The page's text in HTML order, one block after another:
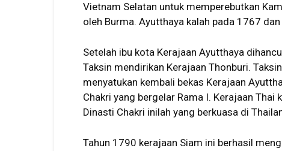
Vietnam Selatan untuk memperebutkan
oleh Burma. Ayutthaya kalah pada 1767
Setelah ibu kota Kerajaan Ayutthaya
Taksin mendirikan Kerajaan Thonburi.
menyatukan kembali bekas Kerajaan
Chakri yang bergelar Rama I. Kerajaan
Dinasti Chakri inilah yang berkuasa di
Tahun 1790 kerajaan Siam ini berhasil